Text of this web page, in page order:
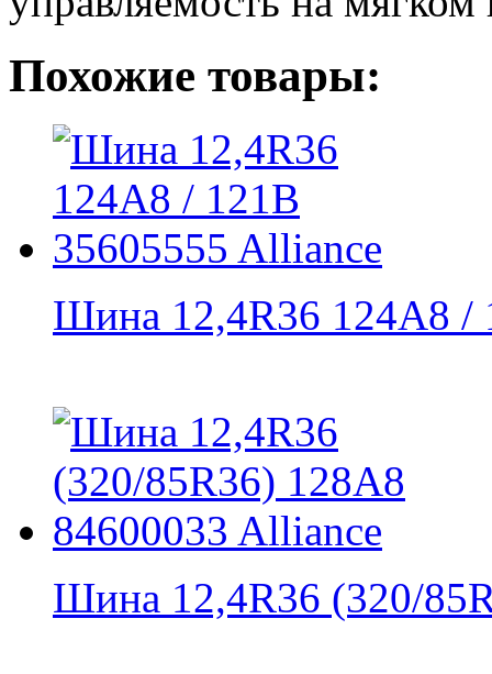
Похожие товары:
Шина 12,4R36 124A8 /
Шина 12,4R36 (320/